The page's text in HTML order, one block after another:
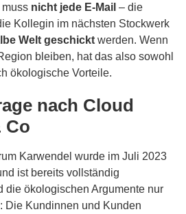
nicht jede E-Mail – die
Kollegin im nächsten Stockwerk
Welt geschickt werden. Wenn
bleiben, hat das also sowohl
ökologische Vorteile.
nach Cloud
Co
Karwendel wurde im Juli 2023
ist bereits vollständig
die ökologischen Argumente nur
Die Kundinnen und Kunden